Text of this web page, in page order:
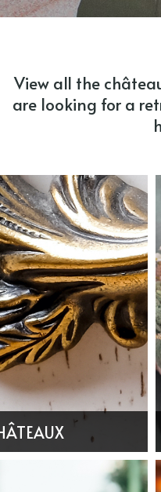
View all the
are looking for a